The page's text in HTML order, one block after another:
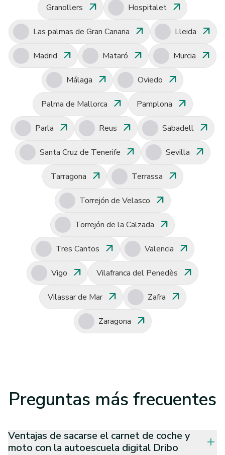
Granollers arrow_outward Hospitalet arrow_outward
Las palmas de Gran Canaria arrow_outward Lleida arrow_outward
Madrid arrow_outward Mataró arrow_outward Murcia arrow_outward
Málaga arrow_outward Oviedo arrow_outward
Palma de Mallorca arrow_outward Pamplona arrow_outward
Parla arrow_outward Reus arrow_outward Sabadell arrow_outward
Santa Cruz de Tenerife arrow_outward Sevilla arrow_outward
Tarragona arrow_outward Terrassa arrow_outward
Torrejón de Velasco arrow_outward
Torrejón de la Calzada arrow_outward
Tres Cantos arrow_outward Valencia arrow_outward
Vigo arrow_outward Vilafranca del Penedès arrow_outward
Vilassar de Mar arrow_outward Zafra arrow_outward
Zaragona arrow_outward
Preguntas más frecuentes
Ventajas de sacarse el carnet de coche y
moto con la autoescuela digital Dribo
add